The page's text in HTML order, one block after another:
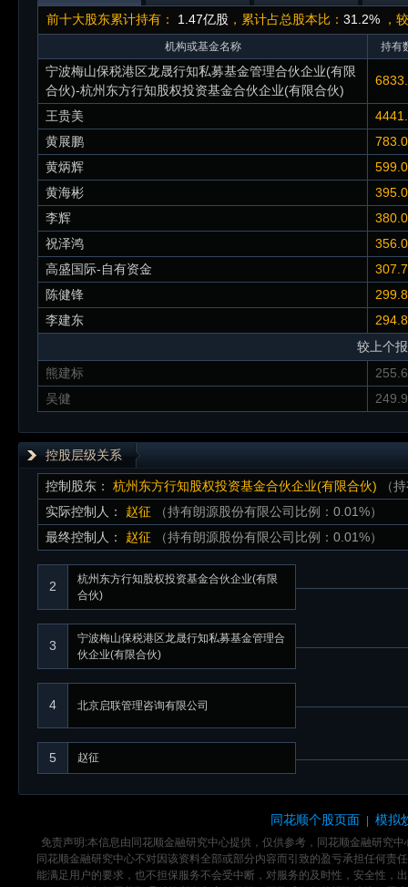
前十大股东累计持有： 1.47亿股 ，累计占总股本比： 31.2% ，
机构或基金名称 持有
宁波梅山保税港区龙晟行知私募基金管理合伙企业(有限
合伙)-杭州东方行知股权投资基金合伙企业(有限合伙)
王贵美
黄展鹏
黄炳辉
黄海彬
李辉
祝泽鸿
高盛国际-自有资金
陈健锋
李建东
较上个
熊建标
吴健
控股层级关系
控制股东： 杭州东方行知股权投资基金合伙企业(有限合伙)
（
实际控制人：
赵征
（持有朗源股份有限公司比例：0.01%）
最终控制人：
赵征 （持有朗源股份有限公司比例：0.01%）
2
杭州东方行知股权投资基金合伙企业(有限
合伙)
3
宁波梅山保税港区龙晟行知私募基金管理合
伙企业(有限合伙)
4 北京启联管理咨询有限公司
5 赵征
同花顺个股页面 模拟
免责声明:本信息由同花顺金融研究中心提供，仅供参考，同花顺金融研究
同花顺金融研究中心不对因该资料全部或部分内容而引致的盈亏承担任何
能满足用户的要求，也不担保服务不会受中断，对服务的及时性，安全性，